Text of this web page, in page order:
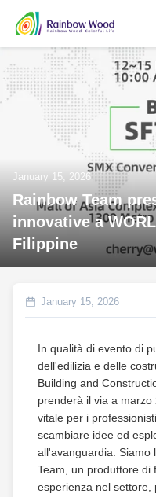
January 15, 2026
Rainbow Team
innovative a
Filippine
January 15, 2026
In qualità di evento di
dell'edilizia e delle
Building and
prenderà il via a
vitale per i
scambiare idee ed
all'avanguardia. Siamo
Team, un produttore di
esperienza nel settore,